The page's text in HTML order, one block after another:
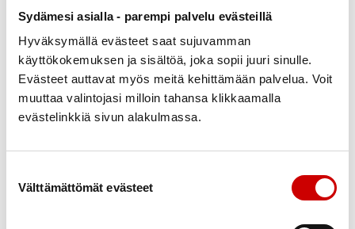
Sydämesi asialla - parempi palvelu evästeillä
Hyväksymällä evästeet saat sujuvamman
käyttökokemuksen ja sisältöä, joka sopii juuri sinulle.
Evästeet auttavat myös meitä kehittämään palvelua. Voit
muuttaa valintojasi milloin tahansa klikkaamalla
evästelinkkiä sivun alakulmassa.
Välttämättömät evästeet
Seniorimessut pääkirjastolla 4.10.2021
Jyväskylän kaupunki järjestää yhteistyössä muiden
toimijoiden kanssa Seniorimessut maanantaina
4.10.2021. Tapahtumapaikkana on Jyväskylän
pääkirjasto, Vapaudenkatu 39-41, 40100 JKL.
Tänä vuonna vanhustenviikon teemana on ”Luonto
myös paikalla. Tule kyselemään ja juttelemaan